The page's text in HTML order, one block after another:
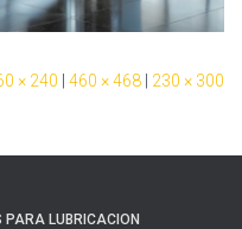
× 240 460 × 468
230 × 300
PARA LUBRICACION